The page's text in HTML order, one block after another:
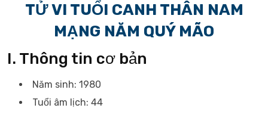
TỬ VI TUỔI CANH THÂN NAM
MẠNG NĂM QUÝ MÃO
I. Thông tin cơ bản
Năm sinh: 1980
Tuổi âm lịch: 44